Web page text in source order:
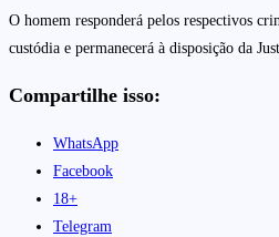
O homem responderá pelos respectivos
custódia e permanecerá à disposição da
Compartilhe isso:
WhatsApp
Facebook
18+
Telegram